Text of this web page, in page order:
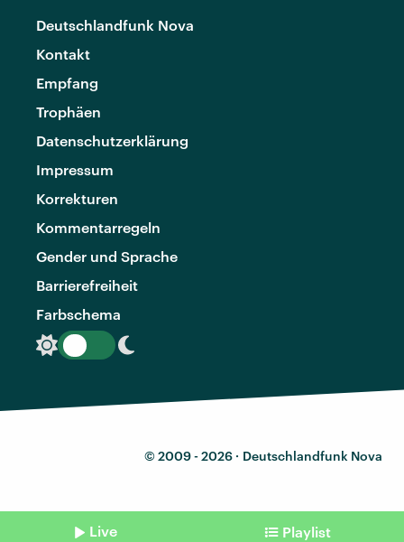
Deutschlandfunk Nova
Kontakt
Empfang
Trophäen
Datenschutzerklärung
Impressum
Korrekturen
Kommentarregeln
Gender und Sprache
Barrierefreiheit
Farbschema
© 2009 - 2026 · Deutschlandfunk Nova
Live Playlist